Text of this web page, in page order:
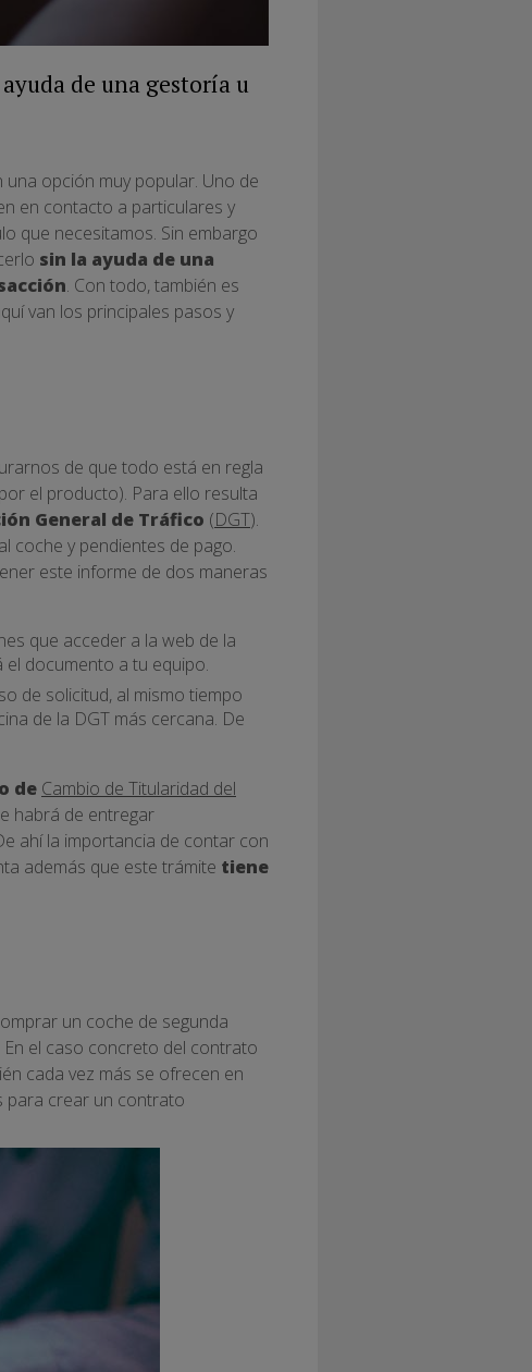
de una gestoría u
opción muy popular. Uno de
en contacto a particulares y
que necesitamos. Sin embargo
sin la ayuda de una
. Con todo, también es
van los principales pasos y
de que todo está en regla
el producto). Para ello resulta
General de Tráfico (DGT).
coche y pendientes de pago.
este informe de dos maneras
que acceder a la web de la
el documento a tu equipo.
de solicitud, al mismo tiempo
de la DGT más cercana. De
de Cambio de Titularidad del
habrá de entregar
ahí la importancia de contar con
además que este trámite tiene
un coche de segunda
el caso concreto del contrato
cada vez más se ofrecen en
para crear un contrato